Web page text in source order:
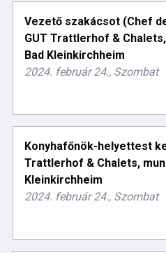
Vezető szakácsot (Chef
GUT Trattlerhof &
Bad Kleinkirchheim
2024. február 24., Szombat
Konyhafőnök-helyettest
Trattlerhof & Chalets,
Kleinkirchheim
2024. február 24., Szombat